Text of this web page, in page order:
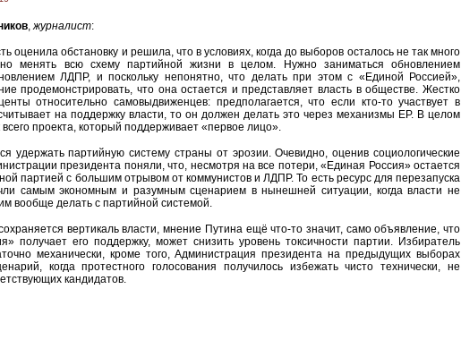
,журналист:
оценила обстановку и решила, что в условиях, когда до выборов осталось не так много
менять всю схему партийной жизни в целом. Нужно заниматься обновлением
ЛДПР, и поскольку непонятно, что делать при этом с «Единой Россией»,
продемонстрировать, что она остается и представляет власть в обществе. Жестко
относительно самовыдвиженцев: предполагается, что если кто-то участвует в
на поддержку власти, то он должен делать это через механизмы ЕР. В целом
всего проекта, который поддерживает «первое лицо».
удержать партийную систему страны от эрозии. Очевидно, оценив социологические
президента поняли, что, несмотря на все потери, «Единая Россия» остается
партией с большим отрывом от коммунистов и ЛДПР. То есть ресурс для перезапуска
самым экономным и разумным сценарием в нынешней ситуации, когда власти не
вообще делать с партийной системой.
вертикаль власти, мнение Путина ещё что-то значит, само объявление, что
получает его поддержку, может снизить уровень токсичности партии. Избиратель
механически, кроме того, Администрация президента на предыдущих выборах
когда протестного голосования получилось избежать чисто технически, не
кандидатов.